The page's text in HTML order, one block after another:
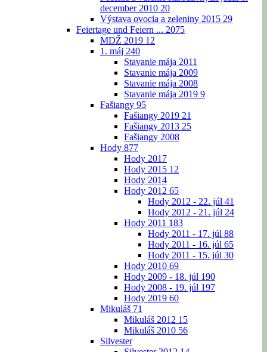
december 2010 20
Výstava ovocia a zeleniny 2015 29
Feiertage und Feiern ... 2075
MDŽ 2019 12
1. máj 240
Stavanie mája 2011
Stavanie mája 2009
Stavanie mája 2008
Stavanie mája 2019 9
Fašiangy 95
Fašiangy 2019 21
Fašiangy 2013 25
Fašiangy 2008
Hody 877
Hody 2017
Hody 2015 12
Hody 2014
Hody 2012 65
Hody 2012 - 22. júl 41
Hody 2012 - 21. júl 24
Hody 2011 183
Hody 2011 - 17. júl 88
Hody 2011 - 16. júl 65
Hody 2011 - 15. júl 30
Hody 2010 69
Hody 2009 - 18. júl 190
Hody 2008 - 19. júl 197
Hody 2019 60
Mikuláš 71
Mikuláš 2012 15
Mikuláš 2010 56
Silvester